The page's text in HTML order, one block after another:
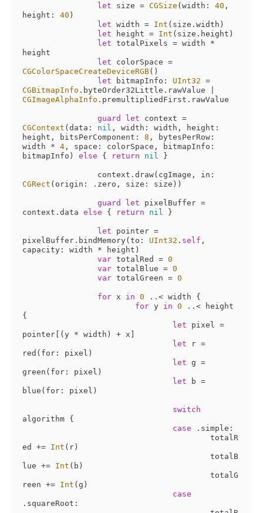
let size = CGSize (width: 40 ,
height: 40 )
let width = Int (size.width)
let height = Int (size.height)
let totalPixels = width *
height
let colorSpace =
CGColorSpaceCreateDeviceRGB()
let bitmapInfo: UInt32 =
CGBitmapInfo .byteOrder32Little.rawValue
CGImageAlphaInfo .premultipliedFirst.rawValue
guard let context =
CGContext (data: nil , width: width, height:
height, bitsPerComponent: 8 , bytesPerRow:
width * 4 , space: colorSpace, bitmapInfo:
bitmapInfo) else { return nil }
CGRect (origin: .zero, size: size))
guard let pixelBuffer =
context.data else { return nil }
let pointer =
pixelBuffer.bindMemory(to: UInt32 . self ,
capacity: width * height)
var totalRed = 0
var totalBlue = 0
var totalGreen = 0
for x in 0 ..< width {
for y in 0 ..< height
{
let pixel =
pointer[(y * width) + x]
let r =
red(for: pixel)
let g =
green(for: pixel)
let b =
blue(for: pixel)
switch
algorithm {
case .simple:
ed += Int (r)
lue += Int (b)
reen += Int (g)
case
.squareRoot: